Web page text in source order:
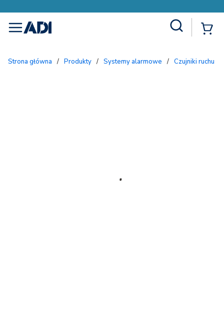
menu
Strona główna / Produkty / Systemy alarmowe / Czujniki ruchu